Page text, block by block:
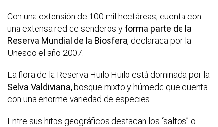
Con una extensión de 100 mil hectáreas, cuenta con
una extensa red de senderos y forma parte de la
Reserva Mundial de la Biosfera, declarada por la
Unesco el año 2007.
La flora de la Reserva Huilo Huilo está dominada por la
Selva Valdiviana,bosque mixto y húmedo que cuenta
con una enorme variedad de especies.
Entre sus hitos geográficos destacan los “saltos” o